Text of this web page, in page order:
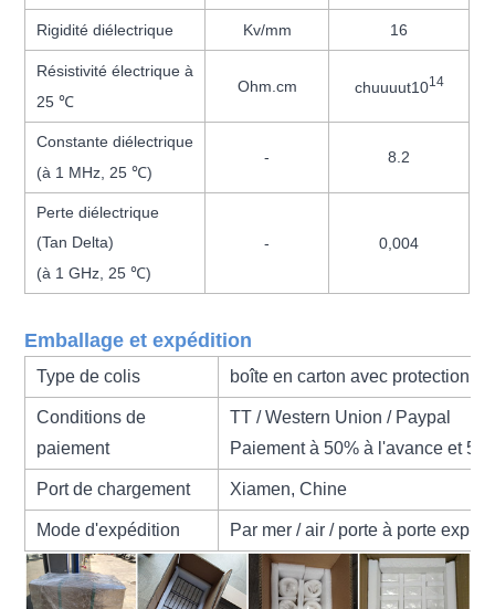
Rigidité diélectrique Kv/mm 16
Résistivité électrique à
25 ℃
Ohm.cm chuuuut1014
Constante diélectrique
(à 1 MHz, 25 ℃)
- 8.2
Perte diélectrique
(Tan Delta)
(à 1 GHz, 25 ℃)
- 0,004
Emballage et expédition
Type de colis boîte en carton avec protection
Conditions de
paiement
TT / Western Union / Paypal
Paiement à 50% à l'avance et
Port de chargement Xiamen, Chine
Mode d'expédition Par mer / air / porte à porte